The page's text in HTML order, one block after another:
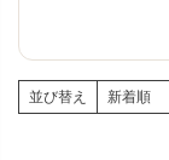
並び替え 新着順